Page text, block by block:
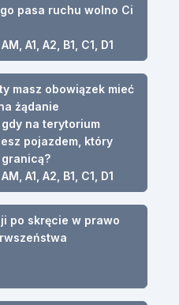
pasa ruchu wolno Ci
A1, A2, B1, C1, D1
masz obowiązek mieć
żądanie
na terytorium
pojazdem, który
A1, A2, B1, C1, D1
po skręcie w prawo